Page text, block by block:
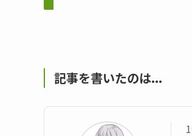
記事を書いたのは...